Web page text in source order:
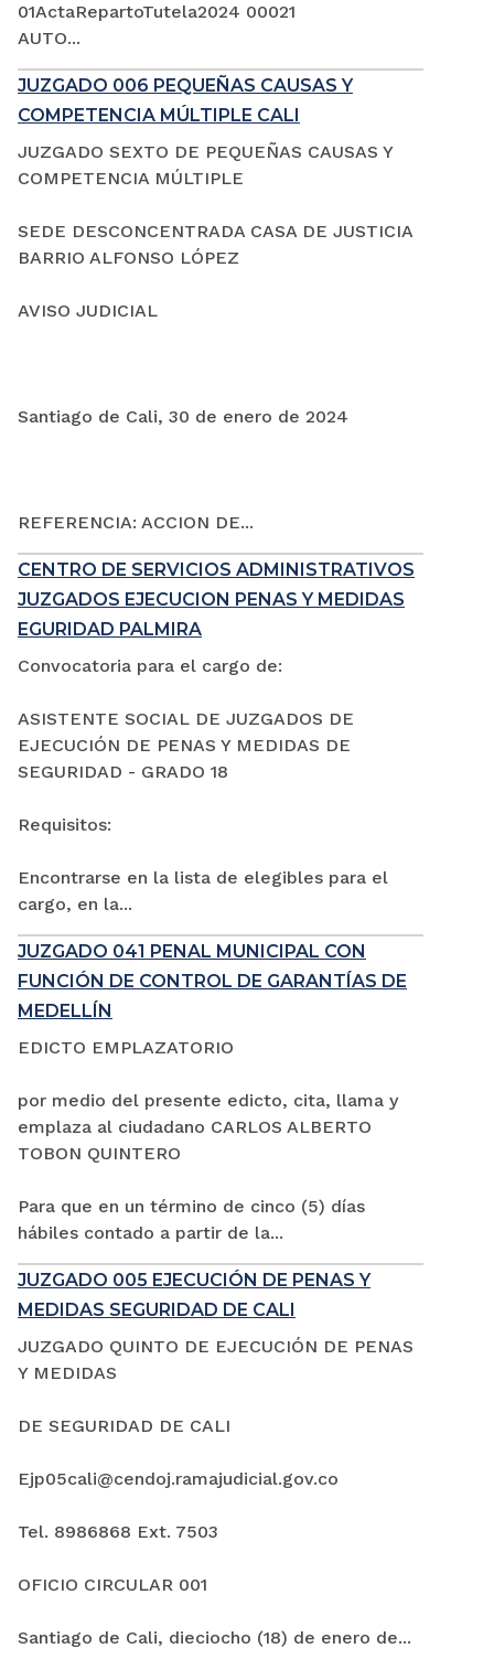
01ActaRepartoTutela2024 00021
AUTO...
JUZGADO 006 PEQUEÑAS CAUSAS Y
COMPETENCIA MÚLTIPLE CALI
JUZGADO SEXTO DE PEQUEÑAS CAUSAS Y
COMPETENCIA MÚLTIPLE
SEDE DESCONCENTRADA CASA DE JUSTICIA
BARRIO ALFONSO LÓPEZ
AVISO JUDICIAL
Santiago de Cali, 30 de enero de 2024
REFERENCIA: ACCION DE...
CENTRO DE SERVICIOS ADMINISTRATIVOS
JUZGADOS EJECUCION PENAS Y MEDIDAS
EGURIDAD PALMIRA
Convocatoria para el cargo de:
ASISTENTE SOCIAL DE JUZGADOS DE
EJECUCIÓN DE PENAS Y MEDIDAS DE
SEGURIDAD - GRADO 18
Requisitos:
Encontrarse en la lista de elegibles para el
cargo, en la...
JUZGADO 041 PENAL MUNICIPAL CON
FUNCIÓN DE CONTROL DE GARANTÍAS DE
MEDELLÍN
EDICTO EMPLAZATORIO
por medio del presente edicto, cita, llama y
emplaza al ciudadano CARLOS ALBERTO
TOBON QUINTERO
Para que en un término de cinco (5) días
hábiles contado a partir de la...
JUZGADO 005 EJECUCIÓN DE PENAS Y
MEDIDAS SEGURIDAD DE CALI
JUZGADO QUINTO DE EJECUCIÓN DE PENAS
Y MEDIDAS
DE SEGURIDAD DE CALI
Ejp05cali@cendoj.ramajudicial.gov.co
Tel. 8986868 Ext. 7503
OFICIO CIRCULAR 001
Santiago de Cali, dieciocho (18) de enero de...